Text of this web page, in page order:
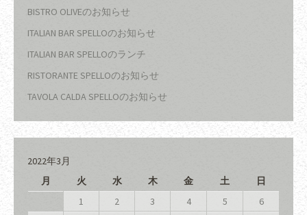
BISTRO OLIVEのお知らせ
ITALIAN BAR SPELLOのお知らせ
ITALIAN BAR SPELLOのランチ
RISTORANTE SPELLOのお知らせ
TAVOLA CALDA SPELLOのお知らせ
2022年3月
月
火 水 木 金 土 日
1 2 3 4 5
6